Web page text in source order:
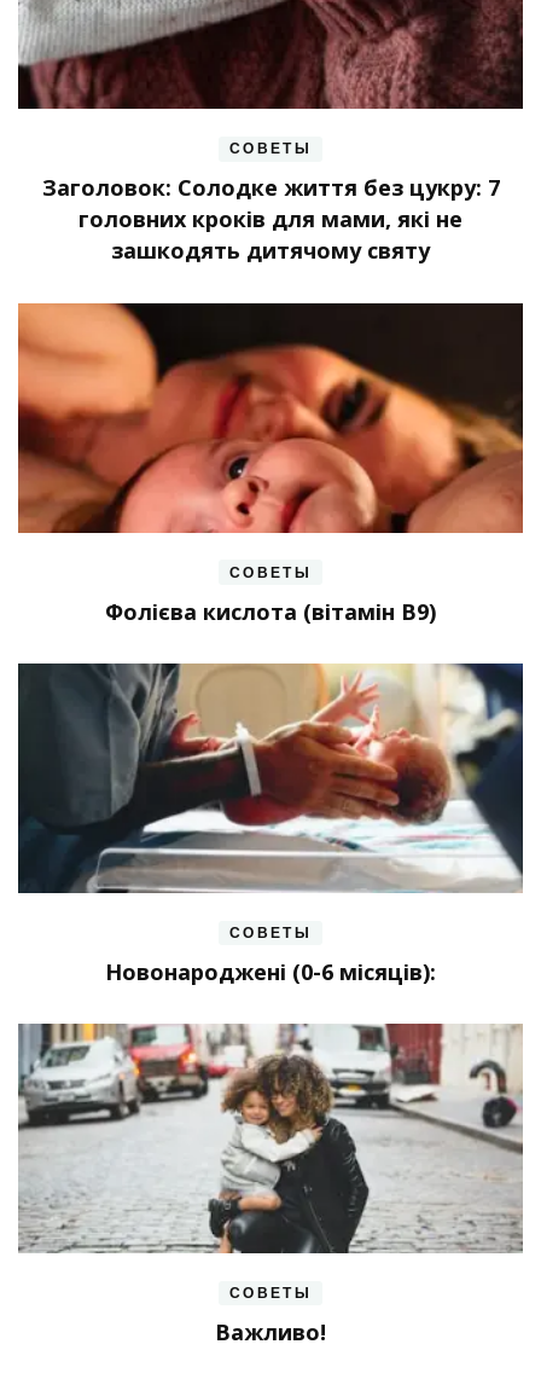
СОВЕТЫ
Заголовок: Солодке життя без цукру: 7
головних кроків для мами, які не
зашкодять дитячому святу
СОВЕТЫ
Фолієва кислота (вітамін В9)
СОВЕТЫ
Новонароджені (0-6 місяців):
СОВЕТЫ
Важливо!